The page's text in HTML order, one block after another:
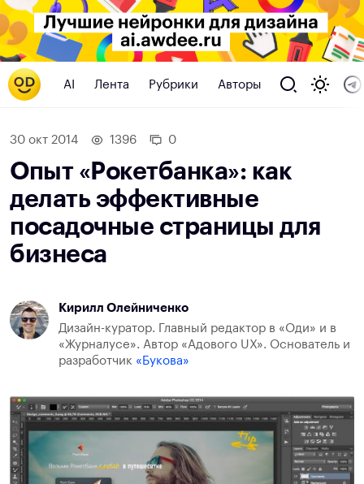
AI Лента Рубрики Авторы
30 окт 2014 1396 0
Опыт «Рокетбанка»: как
делать эффективные
посадочные страницы для
бизнеса
Кирилл Олейниченко
Дизайн-куратор. Главный редактор в «Оди» и в
«Журналусе». Автор «Адового UX». Основатель и
разработчик «Букова»